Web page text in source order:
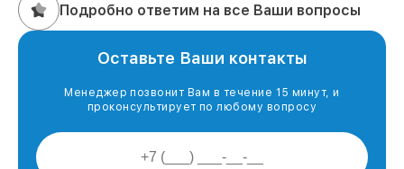
Подробно ответим на все Ваши вопросы
Оставьте Ваши контакты
Менеджер позвонит Вам в течение 15 минут, и
проконсультирует по любому вопросу